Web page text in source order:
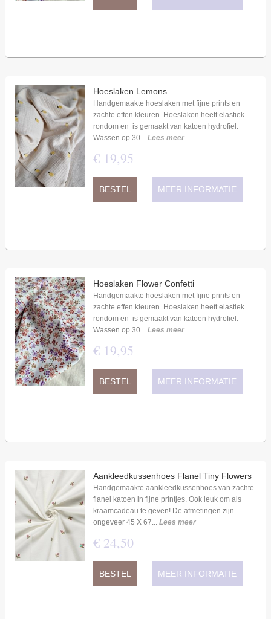
Hoeslaken Lemons
Handgemaakte hoeslaken met fijne prints en
zachte effen kleuren. Hoeslaken heeft elastiek
rondom en is gemaakt van katoen hydrofiel.
Wassen op 30... Lees meer
€ 19,95
BESTEL MEER INFORMATIE
Hoeslaken Flower Confetti
Handgemaakte hoeslaken met fijne prints en
zachte effen kleuren. Hoeslaken heeft elastiek
rondom en is gemaakt van katoen hydrofiel.
Wassen op 30... Lees meer
€ 19,95
BESTEL MEER INFORMATIE
Aankleedkussenhoes Flanel Tiny Flowers
Handgemaakte aankleedkussenhoes van zachte
flanel katoen in fijne printjes. Ook leuk om als
kraamcadeau te geven! De afmetingen zijn
ongeveer 45 X 67... Lees meer
€ 24,50
BESTEL MEER INFORMATIE